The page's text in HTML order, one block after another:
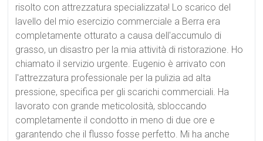
risolto con attrezzatura specializzata! Lo scarico del
lavello del mio esercizio commerciale a Berra era
completamente otturato a causa dell'accumulo di
grasso, un disastro per la mia attività di ristorazione. Ho
chiamato il servizio urgente. Eugenio è arrivato con
l'attrezzatura professionale per la pulizia ad alta
pressione, specifica per gli scarichi commerciali. Ha
lavorato con grande meticolosità, sbloccando
completamente il condotto in meno di due ore e
garantendo che il flusso fosse perfetto. Mi ha anche